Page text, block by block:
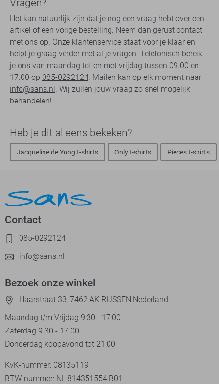
Vragen?
Het kan natuurlijk zijn dat je nog een vraag hebt over een
artikel of een vorige bestelling. Neem dan gerust contact
met ons op. Onze klantenservice staat voor je klaar en
helpt je graag verder met al je vragen. Telefonisch bereik
je ons van maandag tot en met vrijdag tussen 09.00 en
17.00 op 085-0292124. Mailen kan op elk moment naar
info@sans.nl. Wij zullen jouw vraag zo snel mogelijk
behandelen!
Heb je dit al eens bekeken?
Jacqueline de Yong t-shirts Only t-shirts Pieces t-shirts
Contact
085-0292124
info@sans.nl
Bezoek onze winkel
Haarstraat 33, 7462 AK RIJSSEN Nederland
Maandag t/m Vrijdag 9:30 - 17:00
Zaterdag 9.30 - 17.00
Donderdag koopavond tot 21:00
KvK-nummer: 08135119
BTW-nummer: NL 814351554.B01